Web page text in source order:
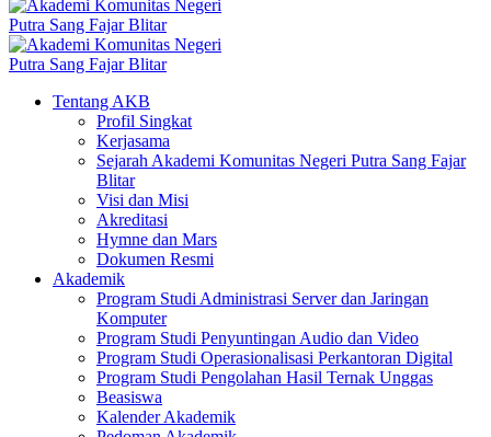
Tentang AKB
Profil Singkat
Kerjasama
Sejarah Akademi Komunitas Negeri Putra Sang Fajar
Blitar
Visi dan Misi
Akreditasi
Hymne dan Mars
Dokumen Resmi
Akademik
Program Studi Administrasi Server dan Jaringan
Komputer
Program Studi Penyuntingan Audio dan Video
Program Studi Operasionalisasi Perkantoran Digital
Program Studi Pengolahan Hasil Ternak Unggas
Beasiswa
Kalender Akademik